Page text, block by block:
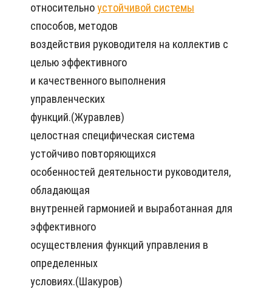
относительноустойчивой системы
способов, методов
воздействия руководителя на коллектив с
целью эффективного
и качественного выполнения
управленческих
функций.(Журавлев)
целостная специфическая система
устойчиво повторяющихся
особенностей деятельности руководителя,
обладающая
внутренней гармонией и выработанная для
эффективного
осуществления функций управления в
определенных
условиях.(Шакуров)